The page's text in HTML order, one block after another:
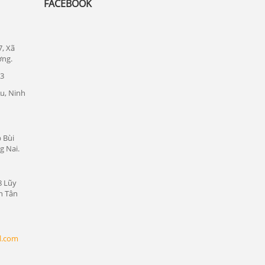
Xã
Ninh
Bùi
Nai.
Lũy
Tân
FACEBOOK